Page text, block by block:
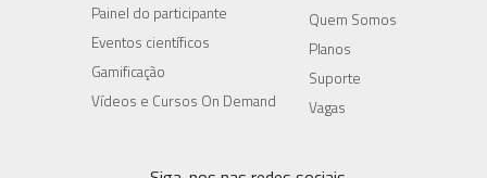
Painel do participante
Eventos científicos
Gamificação
Vídeos e Cursos On Demand
Quem Somos
Planos
Suporte
Vagas